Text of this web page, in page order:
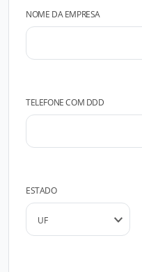
NOME DA EMPRESA
TELEFONE COM DDD
ESTADO